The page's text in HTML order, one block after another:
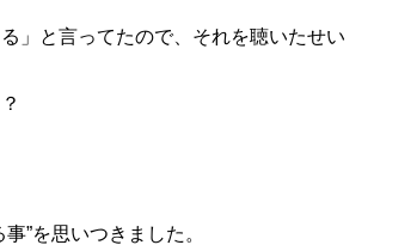
」と言ってたので、それを聴いたせい
”を思いつきました。